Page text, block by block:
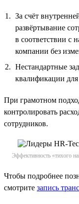
За счёт
развёртывание
в соответствии с
компании без
Нестандартные
квалификации
При грамотном
контролировать
сотрудников.
Эффективность «тихого
Чтобы подробнее
смотрите запись